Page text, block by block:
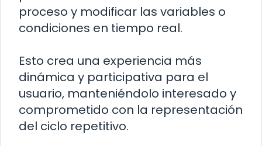
proceso y modificar las variables o
condiciones en tiempo real.
Esto crea una experiencia más
dinámica y participativa para el
usuario, manteniéndolo interesado y
comprometido con la representación
del ciclo repetitivo.